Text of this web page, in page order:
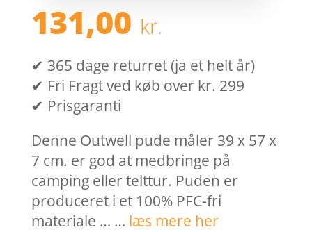
131,00 kr.
✔ 365 dage returret (ja et helt år)
✔ Fri Fragt ved køb over kr. 299
✔ Prisgaranti
Denne Outwell pude måler 39 x 57 x
7 cm. er god at medbringe på
camping eller telttur. Puden er
produceret i et 100% PFC-fri
materiale … … læs mere her